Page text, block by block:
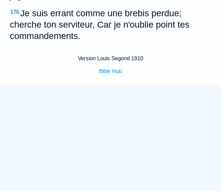
176Je suis errant comme une brebis perdue;
cherche ton serviteur, Car je n'oublie point tes
commandements.
Version Louis Segond 1910
Bible Hub